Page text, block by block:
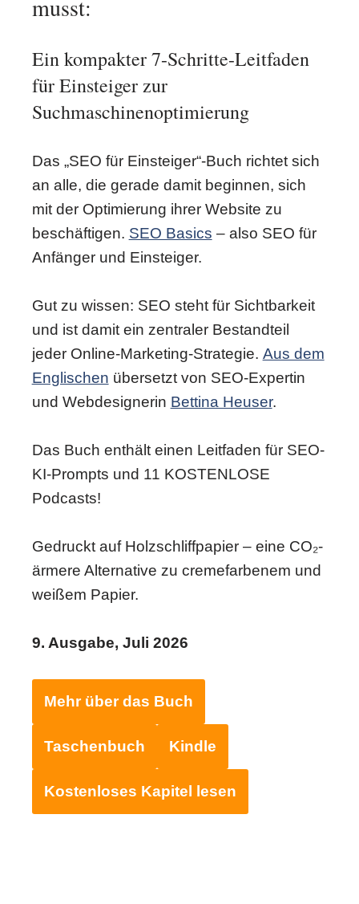
musst:
Ein kompakter 7-Schritte-Leitfaden
für Einsteiger zur
Suchmaschinenoptimierung
Das „SEO für Einsteiger“-Buch richtet sich
an alle, die gerade damit beginnen, sich
mit der Optimierung ihrer Website zu
beschäftigen. SEO Basics – also SEO für
Anfänger und Einsteiger.
Gut zu wissen: SEO steht für Sichtbarkeit
und ist damit ein zentraler Bestandteil
jeder Online-Marketing-Strategie. Aus dem
Englischen übersetzt von SEO-Expertin
und Webdesignerin Bettina Heuser.
Das Buch enthält einen Leitfaden für SEO-
KI-Prompts und 11 KOSTENLOSE
Podcasts!
Gedruckt auf Holzschliffpapier – eine CO₂-
ärmere Alternative zu cremefarbenem und
weißem Papier.
9. Ausgabe, Juli 2026
Mehr über das Buch
Taschenbuch Kindle
Kostenloses Kapitel lesen